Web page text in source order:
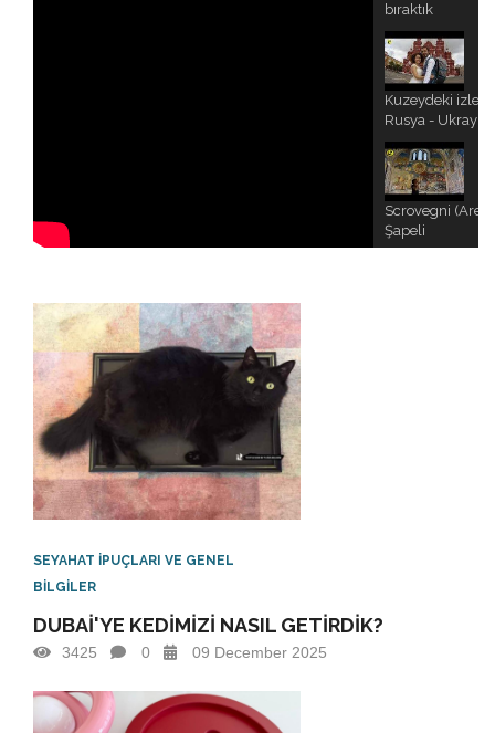
bıraktık
Kuzeydeki izler;
Rusya - Ukrayna
Scrovegni
Şapeli
SEYAHAT İPUÇLARI VE GENEL
BİLGİLER
DUBAİ'YE KEDİMİZİ NASIL GETİRDİK?
3425 0 09 December 2025